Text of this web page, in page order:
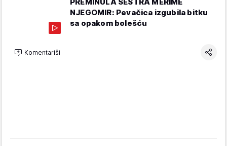
NJEGOMIR: Pevačica izgubila bitku
sa opakom bolešću
Komentariši